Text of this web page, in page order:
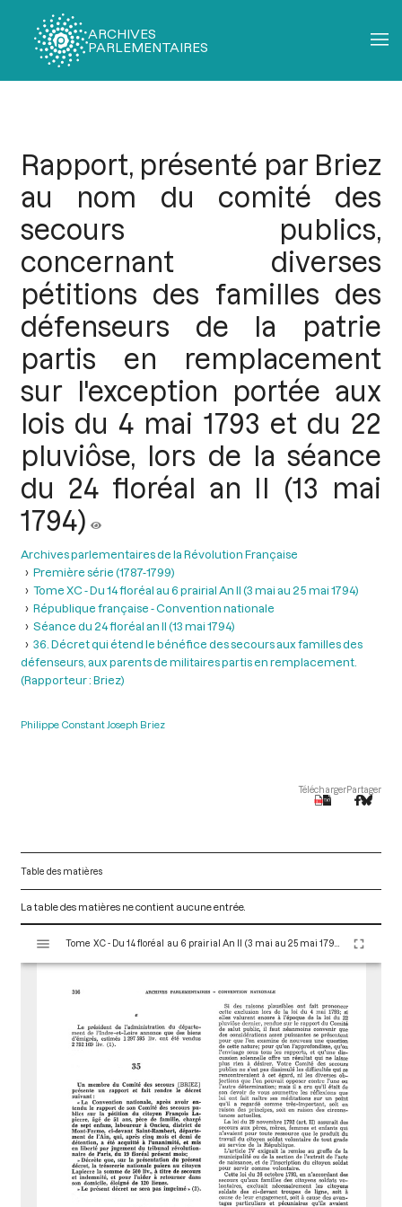
ARCHIVES
PARLEMENTAIRES
Rapport, présenté par Briez
au nom du comité des
secours publics,
concernant diverses
pétitions des familles des
défenseurs de la patrie
partis en remplacement
sur l'exception portée aux
lois du 4 mai 1793 et du 22
pluviôse, lors de la séance
du 24 floréal an II (13 mai
1794)
Archives parlementaires de la Révolution Française
Première série (1787-1799)
Tome XC - Du 14 floréal au 6 prairial An II (3 mai au 25 mai 1794)
République française - Convention nationale
Séance du 24 floréal an II (13 mai 1794)
36. Décret qui étend le bénéfice des secours aux familles des
défenseurs, aux parents de militaires partis en remplacement.
(Rapporteur : Briez)
Philippe Constant Joseph Briez
TéléchargerPartager
Table des matières
La table des matières ne contient aucune entrée.
s